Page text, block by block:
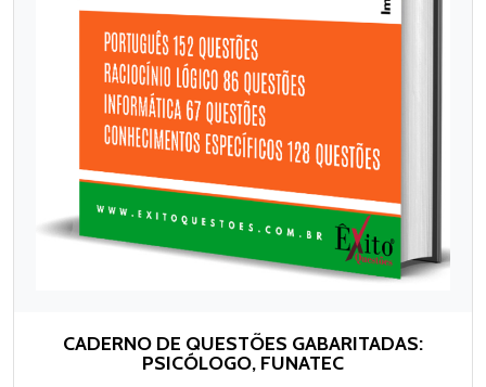
CADERNO DE QUESTÕES GABARITADAS:
PSICÓLOGO, FUNATEC